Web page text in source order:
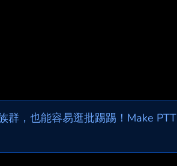
群，也能容易逛批踢踢！Make PTT